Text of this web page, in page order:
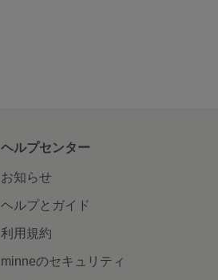
ヘルプセンター
お知らせ
ヘルプとガイド
利用規約
minneのセキュリティ